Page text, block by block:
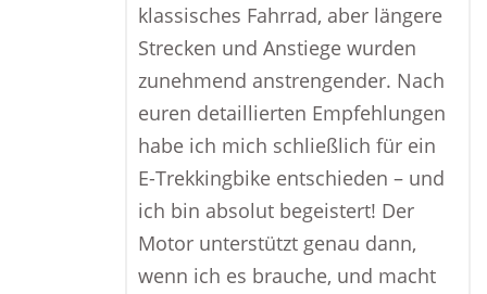
klassisches Fahrrad, aber längere
Strecken und Anstiege wurden
zunehmend anstrengender. Nach
euren detaillierten Empfehlungen
habe ich mich schließlich für ein
E-Trekkingbike entschieden – und
ich bin absolut begeistert! Der
Motor unterstützt genau dann,
wenn ich es brauche, und macht